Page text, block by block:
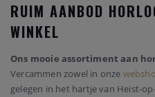
RUIM AANBOD
WINKEL
Ons mooie assortiment aan
Vercammen zowel in onze
gelegen in het hartje van Heist-